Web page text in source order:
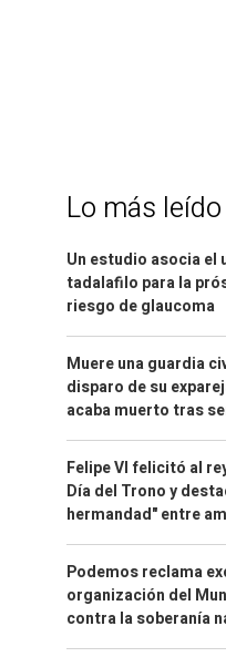
Lo más leído
Un estudio asocia el
tadalafilo para la
riesgo de glaucoma
Muere una guardia
disparo de su
acaba muerto tras
Felipe VI felicitó al
Día del Trono y
hermandad" entre
Podemos reclama
organización del
contra la soberanía